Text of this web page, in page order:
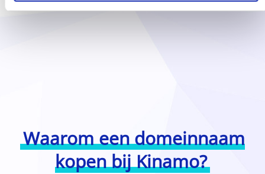
Waarom een domeinnaam
kopen bij Kinamo?